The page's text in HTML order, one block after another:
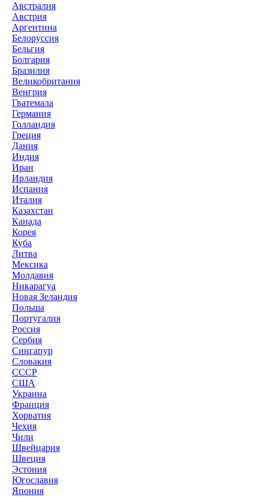
Австралия
Австрия
Аргентина
Белоруссия
Бельгия
Болгария
Бразилия
Великобритания
Венгрия
Гватемала
Германия
Голландия
Греция
Дания
Индия
Иран
Ирландия
Испания
Италия
Казахстан
Канада
Корея
Куба
Литва
Мексика
Молдавия
Никарагуа
Новая Зеландия
Польша
Португалия
Россия
Сербия
Сингапур
Словакия
СССР
США
Украина
Франция
Хорватия
Чехия
Чили
Швейцария
Швеция
Эстония
Югославия
Япония